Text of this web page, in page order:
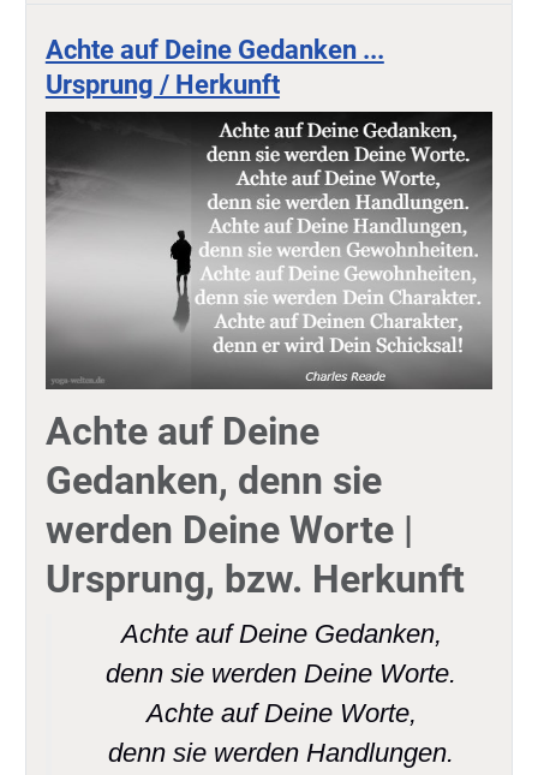
Achte auf Deine Gedanken ...
Ursprung / Herkunft
Achte auf Deine
Gedanken, denn sie
werden Deine Worte |
Ursprung, bzw. Herkunft
Achte auf Deine Gedanken,
denn sie werden Deine Worte.
Achte auf Deine Worte,
denn sie werden Handlungen.